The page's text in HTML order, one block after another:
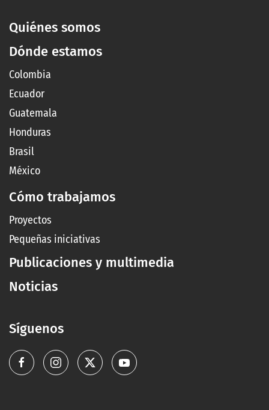
Quiénes somos
Dónde estamos
Colombia
Ecuador
Guatemala
Honduras
Brasil
México
Cómo trabajamos
Proyectos
Pequeñas iniciativas
Publicaciones y multimedia
Noticias
Síguenos